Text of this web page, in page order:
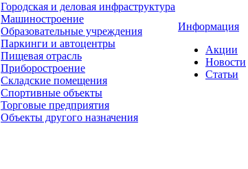
Городская и деловая инфраструктура
Машиностроение
Образовательные учреждения
Паркинги и автоцентры
Пищевая отрасль
Приборостроение
Складские помещения
Спортивные объекты
Торговые предприятия
Объекты другого назначения
Информация
Акции
Новости
Статьи